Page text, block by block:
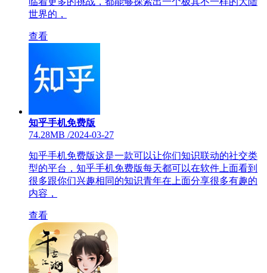
世界的，
查看
知乎手机免费版
74.28MB /2024-03-27
知乎手机免费版这是一款可以让你们知识联动的社交类
型的平台，知乎手机免费版每天都可以在软件上面看到
很多跟你们兴趣相同的知识青年在上面分享很多有趣的
内容，
查看